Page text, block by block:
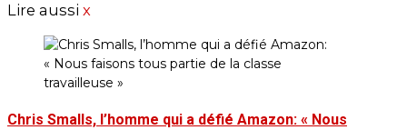
Lire aussi x
Chris Smalls, l’homme qui a défié Amazon: « Nous